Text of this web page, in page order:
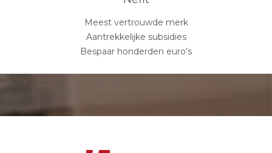
Meest vertrouwde merk
Aantrekkelijke subsidies
Bespaar honderden euro’s